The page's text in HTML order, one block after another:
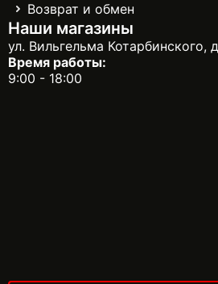
Возврат и обмен
Наши магазины
ул. Вильгельма Котарбинского,
Время работы:
9:00 - 18:00